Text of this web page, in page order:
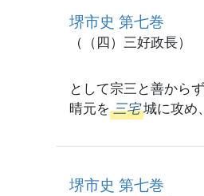
堺市史 第七巻
（（四）三好政長）
として宗三と善から
晴元を 三宅 城に攻め
堺市史 第七巻